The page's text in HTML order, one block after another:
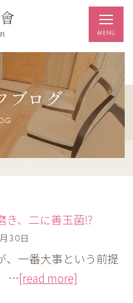
ブログ
き、二に善玉菌⁉
30日
、一番大事という前提
…[read more]